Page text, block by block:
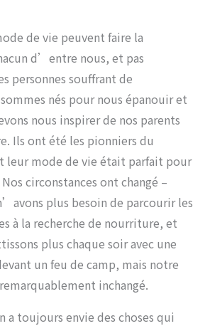
de vie peuvent faire la
d’entre nous, et pas
personnes souffrant de
nés pour nous épanouir et
nous inspirer de nos parents
Ils ont été les pionniers du
leur mode de vie était parfait pour
circonstances ont changé –
plus besoin de parcourir les
à la recherche de nourriture, et
plus chaque soir avec une
un feu de camp, mais notre
inchangé.
a toujours envie des choses qui